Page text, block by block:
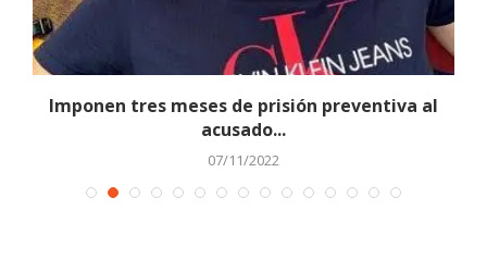
Imponen tres meses de prisión preventiva al
acusado...
07/11/2022